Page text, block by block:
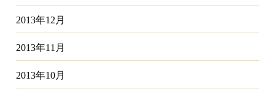
2013年12月
2013年11月
2013年10月